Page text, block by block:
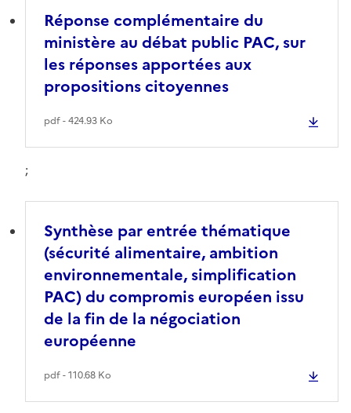
Réponse complémentaire du
ministère au débat public PAC, sur
les réponses apportées aux
propositions citoyennes
pdf - 424.93 Ko
;
Synthèse par entrée thématique
(sécurité alimentaire, ambition
environnementale, simplification
PAC) du compromis européen issu
de la fin de la négociation
européenne
pdf - 110.68 Ko